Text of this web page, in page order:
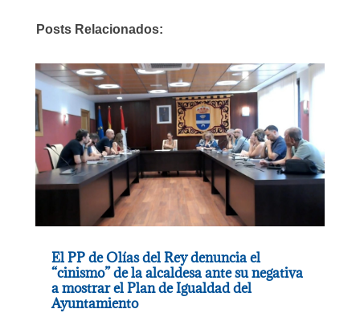
Posts Relacionados:
El PP de Olías del Rey denuncia el
“cinismo” de la alcaldesa ante su negativa
a mostrar el Plan de Igualdad del
Ayuntamiento